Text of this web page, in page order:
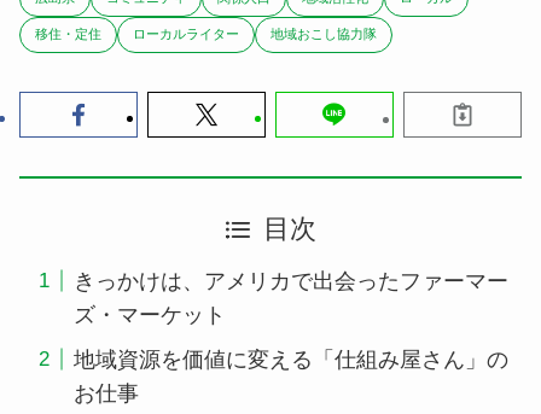
移住・定住 ローカルライター 地域おこし協力隊
目次
きっかけは、アメリカで出会ったファーマー
ズ・マーケット
地域資源を価値に変える「仕組み屋さん」の
お仕事